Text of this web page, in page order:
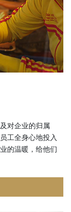
对企业的归属
工全身心地投入
的温暖，给他们